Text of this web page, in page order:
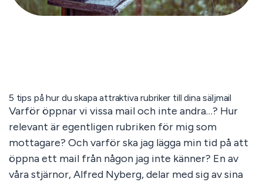
5 tips på hur du skapa attraktiva rubriker till dina säljmail
Varför öppnar vi vissa mail och inte andra…? Hur
relevant är egentligen rubriken för mig som
mottagare? Och varför ska jag lägga min tid på att
öppna ett mail från någon jag inte känner? En av
våra stjärnor, Alfred Nyberg, delar med sig av sina